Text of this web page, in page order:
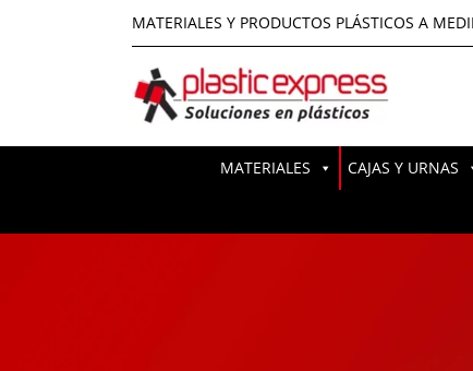
MATERIALES Y PRODUCTOS PLÁSTICOS A
MATERIALES CAJAS Y URNAS